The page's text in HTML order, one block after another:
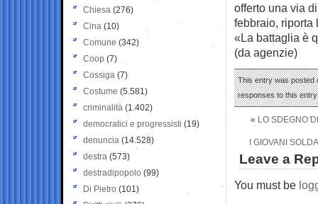
offerto una via
febbraio, riporta
«La battaglia è
(da agenzie)
This entry was posted
responses to this
« LO SDEGNO
I GIOVANI
Leave a
You must be
Chiesa (276)
Cina (10)
Comune (342)
Coop (7)
Cossiga (7)
Costume (5.581)
criminalità (1.402)
democratici e progressisti (19)
denuncia (14.528)
destra (573)
destradipopolo (99)
Di Pietro (101)